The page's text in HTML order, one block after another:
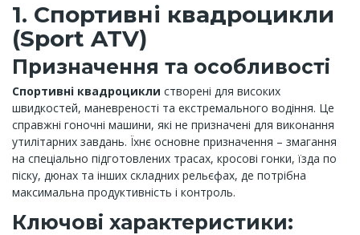
1. Спортивні квадроцикли
(Sport ATV)
Призначення та особливості
Спортивні квадроцикли створені для високих
швидкостей, маневреності та екстремального водіння. Це
справжні гоночні машини, які не призначені для виконання
утилітарних завдань. Їхнє основне призначення – змагання
на спеціально підготовлених трасах, кросові гонки, їзда по
піску, дюнах та інших складних рельєфах, де потрібна
максимальна продуктивність і контроль.
Ключові характеристики: